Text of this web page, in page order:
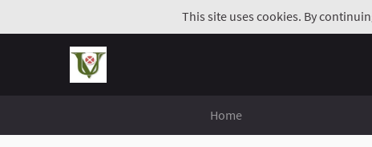
This site uses cookies. By
Home